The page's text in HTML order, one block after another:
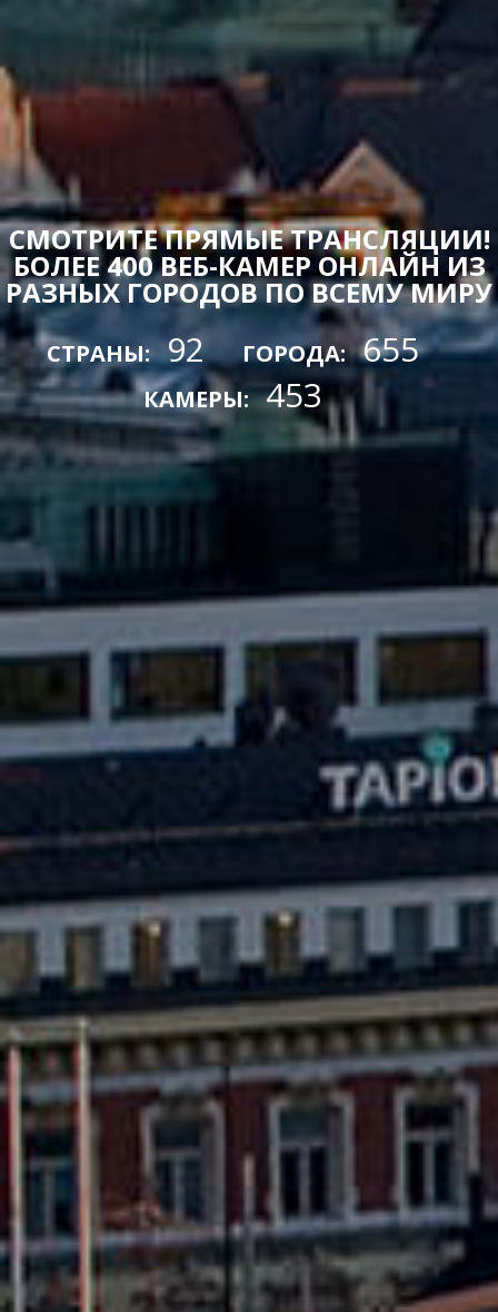
СМОТРИТЕ ПРЯМЫЕ ТРАНСЛЯЦИИ!
БОЛЕЕ 400 ВЕБ-КАМЕР ОНЛАЙН ИЗ
РАЗНЫХ ГОРОДОВ ПО ВСЕМУ МИРУ
СТРАНЫ: 92 ГОРОДА: 655
КАМЕРЫ: 453